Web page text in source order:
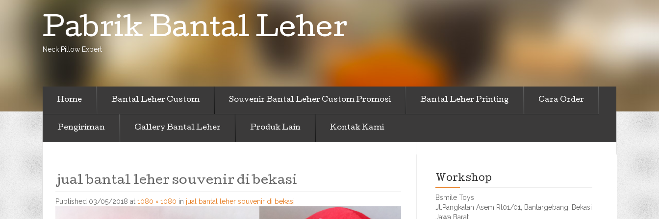
Pabrik Bantal Leher
Neck Pillow Expert
Home Bantal Leher Custom Souvenir Bantal Leher Custom Promosi Bantal Leher Printing Cara Order
Pengiriman Gallery Bantal Leher Produk Lain Kontak Kami
jual bantal leher souvenir di bekasi
Published 03/05/2018 at 1080 × 1080 in jual bantal leher souvenir di bekasi
Workshop
Bsmile Toys
Jl.Pangkalan Asem Rt01/01, Bantargebang, Bekasi
Jawa Barat